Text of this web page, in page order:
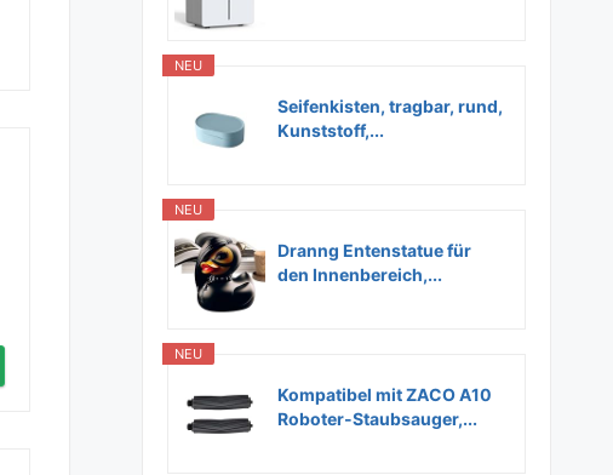
NEU
Seifenkisten, tragbar, rund,
Kunststoff,...
NEU
Dranng Entenstatue für
den Innenbereich,...
NEU
Kompatibel mit ZACO A10
Roboter-Staubsauger,...